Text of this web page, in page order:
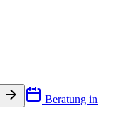
Beratung in